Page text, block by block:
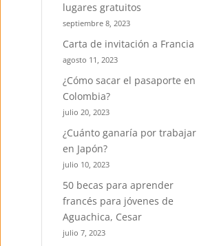
lugares gratuitos
septiembre 8, 2023
Carta de invitación a Francia
agosto 11, 2023
¿Cómo sacar el pasaporte en
Colombia?
julio 20, 2023
¿Cuánto ganaría por trabajar
en Japón?
julio 10, 2023
50 becas para aprender
francés para jóvenes de
Aguachica, Cesar
julio 7, 2023